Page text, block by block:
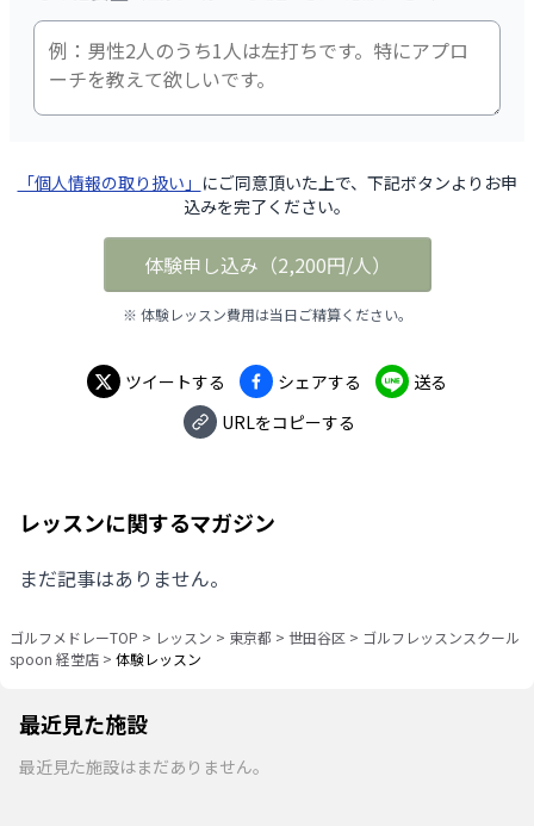
「個人情報の取り扱い」 にご同意頂いた上で、下記ボタンよりお申
込みを完了ください。
体験申し込み （2,200円/人）
※ 体験レッスン費用は当日ご精算ください。
ツイートする シェアする
送る
URLをコピーする
レッスンに関するマガジン
まだ記事はありません。
ゴルフメドレーTOP > レッスン > 東京都 > 世田谷区 > ゴルフレッスンスクール
spoon 経堂店 > 体験レッスン
最近見た施設
最近見た施設はまだありません。